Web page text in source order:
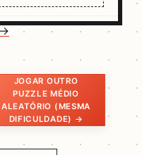
JOGAR OUTRO
PUZZLE MÉDIO
ALEATÓRIO (MESMA
DIFICULDADE) →